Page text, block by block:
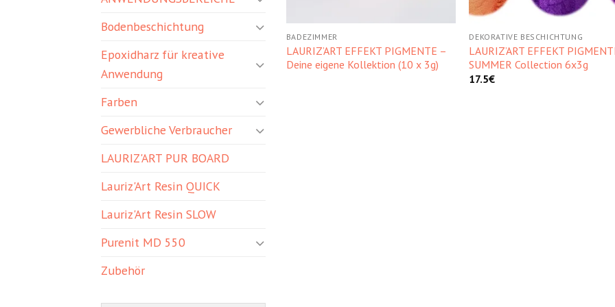
Bodenbeschichtung
Epoxidharz für kreative
Anwendung
Farben
Gewerbliche Verbraucher
LAURIZ'ART PUR BOARD
Lauriz'Art Resin QUICK
Lauriz'Art Resin SLOW
Purenit MD 550
Zubehör
BADEZIMMER
LAURIZ’ART EFFEKT PIGMENTE –
Deine eigene Kollektion (10 x 3g)
DEKORATIVE BESCHICHTUNG
LAURIZ’ART EFFEKT
SUMMER Collection 6x3g
17.5€